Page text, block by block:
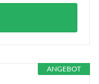
ANGEBOT